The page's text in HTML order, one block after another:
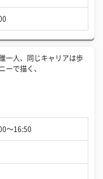
一人、同じキャリアは歩
ーで描く、
〜16:50